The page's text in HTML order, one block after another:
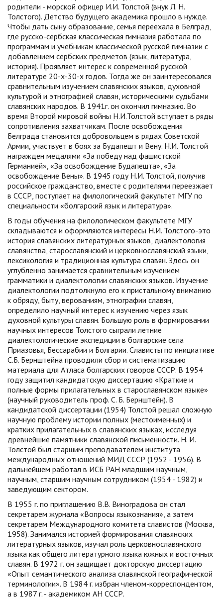
родители - морской офицер И.И. Толстой (внук Л. Н.
Толстого). Детство будущего академика прошло в нужде.
Чтобы дать сыну образование, семья переехала в Белград,
где русско-сербская классическая гимназия работала по
программам и учебникам классической русской гимназии с
добавлением сербских предметов (язык, литература,
история). Проявляет интерес к современной русской
литературе 20-х-30-х годов. Тогда же он заинтересовался
сравнительным изучением славянских языков, духовной
культурой и этнографией славян, историческими судьбами
славянских народов. В 1941г. он окончил гимназию. Во
время Второй мировой войны Н.И.Толстой вступает в ряды
сопротивления захватчикам. После освобождения
Белграда становится добровольцем в рядах Советской
Армии, участвует в боях за Будапешт и Вену. Н.И. Толстой
награжден медалями «За победу над фашистской
Германией», «За освобождение Будапешта», «За
освобождение Вены». В 1945 году Н.И. Толстой, получив
российское гражданство, вместе с родителями переезжает
в СССР, поступает на филологический факультет МГУ по
специальности «болгарский язык и литература».
В годы обучения на филологическом факультете МГУ
складываются и оформляются интересы Н.И. Толстого-это
история славянских литературных языков, диалектология
славянства, старославянский и церковнославянский языки,
лексикология и традиционная культура славян. Здесь он
углубленно занимается сравнительным изучением
грамматики и диалектологии славянских языков. Изучение
диалектологии подтолкнуло его к пристальному вниманию
к обряду, быту, верованиям, этнографии славян,
определило научный интерес к изучению через язык
духовной культуры славян. Большую роль в формировании
научных интересов Толстого сыграли летние
диалектологические экспедиции в болгарские села
Приазовья, Бессарабии и Болгарии. Слависты по инициативе
С.Б. Бернштейна проводили сбор и систематизацию
материала для Атласа болгарских говоров СССР. В 1954
году защитил кандидатскую диссертацию «Краткие и
полные формы прилагательных в старославянском языке»
(научный руководитель проф. С. Б. Бернштейн). В
кандидатской диссертации (1954) Толстой решал сложную
научную проблему истории полных (местоименных) и
кратких прилагательных в славянских языках, исследуя
древнейшие памятники славянской письменности. Н. И.
Толстой был старшим преподавателем института
международных отношений МИД СССР (1952 - 1956). В
дальнейшем работал в ИСБ РАН младшим научным,
научным, старшим научным сотрудником (1954 - 1982) и
заведующим сектором.
В 1955 г. по приглашению В.В. Виноградова он стал
секретарем журнала «Вопросы языкознания», а затем
секретарем Международного комитета славистов (Москва,
1958). Занимался историей формирования славянских
литературных языков, изучал роль церковнославянского
языка как общего литературного языка южных и восточных
славян. В 1972 г. он защищает докторскую диссертацию
«Опыт семантического анализа славянской географической
терминологии». В 1984 г. избран членом-корреспондентом,
а в 1987 г. - академиком АН СССР.